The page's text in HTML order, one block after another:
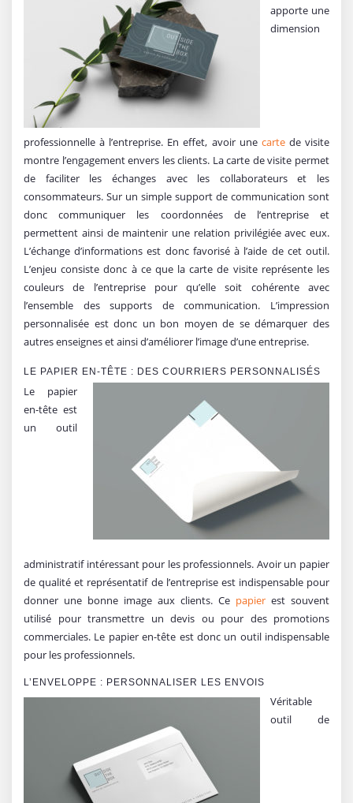
apporte une
dimension
professionnelle à l’entreprise. En effet, avoir une cartede visite
montre l’engagement envers les clients. La carte de visite permet
de faciliter les échanges avec les collaborateurs et les
consommateurs. Sur un simple support de communication sont
donc communiquer les coordonnées de l’entreprise et
permettent ainsi de maintenir une relation privilégiée avec eux.
L’échange d’informations est donc favorisé à l’aide de cet outil.
L’enjeu consiste donc à ce que la carte de visite représente les
couleurs de l’entreprise pour qu’elle soit cohérente avec
l’ensemble des supports de communication. L’impression
personnalisée est donc un bon moyen de se démarquer des
autres enseignes et ainsi d’améliorer l’image d’une entreprise.
LE PAPIER EN-TÊTE : DES COURRIERS PERSONNALISÉS
Le papier
en-tête est
un outil
administratif intéressant pour les professionnels. Avoir un papier
de qualité et représentatif de l’entreprise est indispensable pour
donner une bonne image aux clients. Ce papier est souvent
utilisé pour transmettre un devis ou pour des promotions
commerciales. Le papier en-tête est donc un outil indispensable
pour les professionnels.
L’ENVELOPPE : PERSONNALISER LES ENVOIS
Véritable
outil de